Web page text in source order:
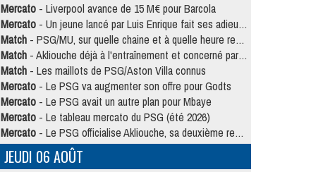
Mercato - Liverpool avance de 15 M€ pour Barcola
Mercato - Un jeune lancé par Luis Enrique fait ses adieux au PSG
Match - PSG/MU, sur quelle chaine et à quelle heure regarder le match ?
Match - Akliouche déjà à l'entraînement et concerné par PSG/MU ?
Match - Les maillots de PSG/Aston Villa connus
Mercato - Le PSG va augmenter son offre pour Godts
Mercato - Le PSG avait un autre plan pour Mbaye
Mercato - Le tableau mercato du PSG (été 2026)
Mercato - Le PSG officialise Akliouche, sa deuxième recrue de l’été
JEUDI 06 AOÛT